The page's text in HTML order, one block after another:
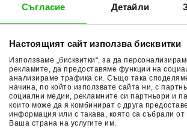
Съгласие Детайли
Настоящият сайт използва бисквитки
Използваме „бисквитки“, за да
рекламите, да предоставяме функции на
анализираме трафика си. Също така
начина, по който използвате сайта ни, с
социални медии, рекламните си партньори и
които може да я комбинират с друга
информация или с такава, която са събрали от
Ваша страна на услугите им.
Начини плащане
Връщане на стока
Общи условия
Поверителност
Каски
Гуми
Очила